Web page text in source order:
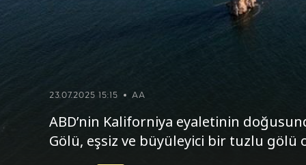
23.07.2025 15:15 AA
ABD’nin Kaliforniya eyaletinin
Gölü, eşsiz ve büyüleyici bir tuzlu gölü